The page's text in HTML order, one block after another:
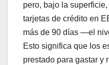
pero, bajo la
tarjetas de crédito en
más de 90 días —el
Esto significa que los
prestado para gastar y